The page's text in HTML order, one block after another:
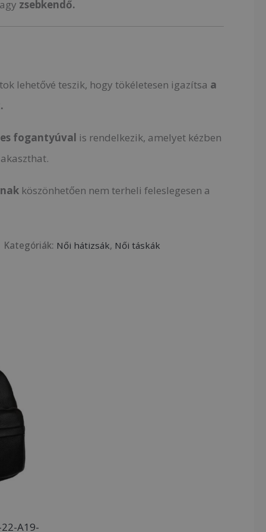
zsebkendő.
lehetővé teszik, hogy tökéletesen igazítsa a
fogantyúval is rendelkezik, amelyet kézben
köszönhetően nem terheli feleslegesen a
Kategóriák: Női hátizsák, Női táskák
A19-